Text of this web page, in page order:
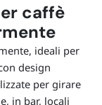
caffè
ideali per
design
per girare
in bar, locali